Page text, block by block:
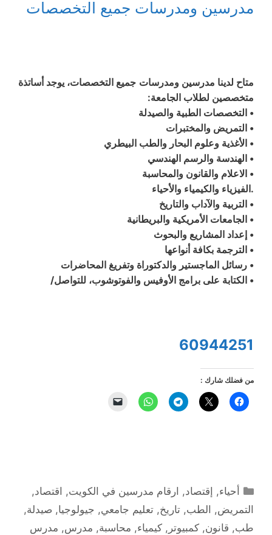
مدرسين ومدرسات جميع التخصصات
متاح لدينا مدرسين ومدرسات جميع التخصصات، يوجد أساتذة
متخصصين لطلاب الجامعة:
• التخصصات الطبية والصيدلة
• التمريض والمختبرات
• الأغذية وعلوم البحار والطب البيطري
• الهندسة والرسم الهندسي
• الاعلام والقانون والمحاسبة
.الفيزياء والكيمياء والأحياء
• التربية والآداب والتاريخ
• الجامعات الأمريكية والبريطانية
• إعداد المشاريع والبحوث
• الترجمة بكافة أنواعها
• رسائل الماجستير والدكتوراة وتفريغ المحاضرات
• الكتابة على برامج الأوفيس والفوتوشوب، للتواصل/
60944251
من فضلك شارك :
التصنيفات
أحياء, إقتصاد, ارقام مدرسين في الكويت, اقتصاد,
التمريض, الطب, تاريخ, تعليم جامعي, جيولوجيا, صيدلة,
طب, قانون, كمبيوتر , كيمياء, محاسبة, مدرس, مدرس